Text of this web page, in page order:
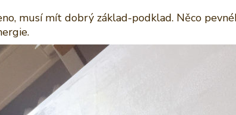
musí mít dobrý základ-podklad. Něco